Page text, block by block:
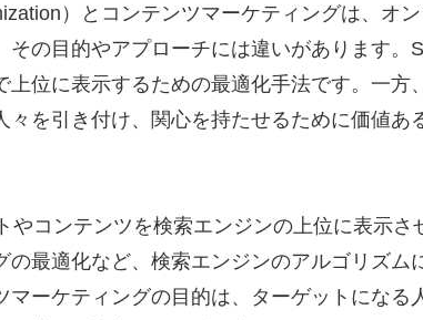
）とコンテンツマーケティングは、オ
その目的やアプローチには違いがあります。
上位に表示するための最適化手法です。一方
々を引き付け、関心を持たせるために価値あ
やコンテンツを検索エンジンの上位に表示さ
の最適化など、検索エンジンのアルゴリズム
マーケティングの目的は、ターゲットになる